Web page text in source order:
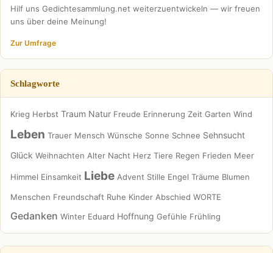
Hilf uns Gedichtesammlung.net weiterzuentwickeln — wir freuen
uns über deine Meinung!
Zur Umfrage
Schlagworte
Krieg Herbst Traum Natur Freude Erinnerung Zeit Garten Wind
Leben Trauer Mensch Wünsche Sonne Schnee Sehnsucht
Glück Weihnachten Alter Nacht Herz Tiere Regen Frieden Meer
Himmel Einsamkeit Liebe Advent Stille Engel Träume Blumen
Menschen Freundschaft Ruhe Kinder Abschied WORTE
Gedanken Winter Eduard Hoffnung Gefühle Frühling